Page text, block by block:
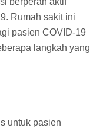
Rumah sakit ini
pasien COVID-19
langkah yang
untuk pasien